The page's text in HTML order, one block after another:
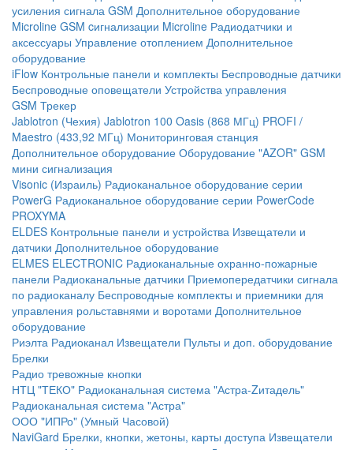
усиления сигнала GSM Дополнительное оборудование
Microline GSM cигнализации Microline Радиодатчики и
аксессуары Управление отоплением Дополнительное
оборудование
iFlow Контрольные панели и комплекты Беспроводные датчики
Беспроводные оповещатели Устройства управления
GSM Трекер
Jablotron (Чехия) Jablotron 100 Oasis (868 МГц) PROFI /
Maestro (433,92 МГц) Мониторинговая станция
Дополнительное оборудование Оборудование "AZOR" GSM
мини сигнализация
Visonic (Израиль) Радиоканальное оборудование серии
PowerG Радиоканальное оборудование серии PowerCode
PROXYMA
ELDES Контрольные панели и устройства Извещатели и
датчики Дополнительное оборудование
ELMES ELECTRONIC Радиоканальные охранно-пожарные
панели Радиоканальные датчики Приемопередатчики сигнала
по радиоканалу Беспроводные комплекты и приемники для
управления рольставнями и воротами Дополнительное
оборудование
Риэлта Радиоканал Извещатели Пульты и доп. оборудование
Брелки
Радио тревожные кнопки
НТЦ "ТЕКО" Радиоканальная система "Астра-Zитадель"
Радиоканальная система "Астра"
ООО "ИПРо" (Умный Часовой)
NaviGard Брелки, кнопки, жетоны, карты доступа Извещатели